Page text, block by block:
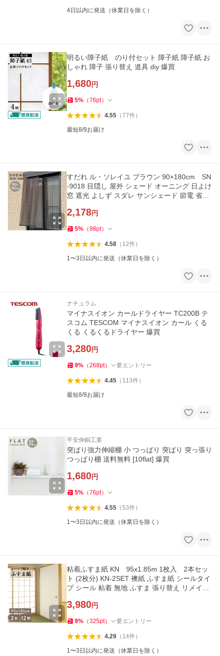
4日以内に発送（休業日を除く）
明るい障子紙 のり付セット 障子紙 障子紙 お
しゃれ 障子 張り替え 道具 diy 爆買
1,680円
5% （76pt）
4.55（77件）
最短8/9お届け
すだれ ル・ソレイユ ブラウン 90×180cm SN
-9018 目隠し 屋外 シェード オーニング 日よけ
窓 遮光 よしず スダレ サンシェード 節電 省エ
2,178円
5% （98pt）
4.58（ 12件）
1〜3日以内に発送（休業日を除く）
ナチュラム
マイナスイオン カールドライヤー TC200B テ
スコム TESCOM マイナスイオン カール くる
くる くるくるドライヤー 爆買
3,280円
9% （268pt） 要エントリー
4.45（ 113件）
最短8/9お届け
平安伸銅工業
突ぱり強力伸縮棚 小 つっぱり 突ぱり 突っ張り
つっぱり棚 送料無料 [10flat] 爆買
1,680円
5% （76pt）
4.55（53件）
1〜3日以内に発送（休業日を除く）
粘着ふすま紙 KN 95x1.85m 1枚入 2本セッ
ト (2枚分) KN-2SET 襖紙 ふすま紙 シールタイ
プ シール 粘着 無地 ふすま 張り替え リメイク
3,980円
9% （325pt） 要エントリー
4.29（ 14件）
1〜3日以内に発送（休業日を除く）